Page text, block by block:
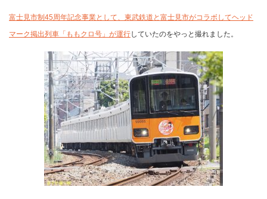
富士見市制45周年記念事業として、東武鉄道と富士見市がコラボしてヘッド
マーク掲出列車「ももクロ号」が運行していたのをやっと撮れました。